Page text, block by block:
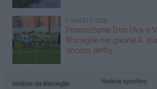
7 AGOSTO 2026
Promozione, Don Uva e
Bisceglie nel girone A:
ancora derby
Notizie da Bisceglie
Notizie sportive